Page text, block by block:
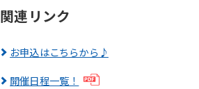
関連リンク
お申込はこちらから♪
開催日程一覧！